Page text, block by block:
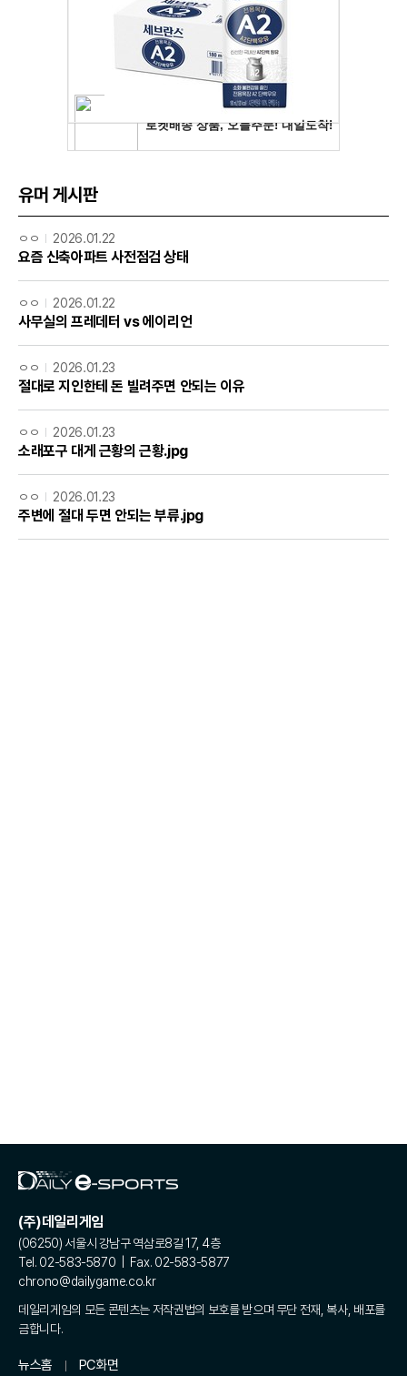
유머 게시판
ㅇㅇ 2026.01.22
요즘 신축아파트 사전점검 상태
ㅇㅇ 2026.01.22
사무실의 프레데터 vs 에이리언
ㅇㅇ 2026.01.23
절대로 지인한테 돈 빌려주면 안되는 이유
ㅇㅇ 2026.01.23
소래포구 대게 근황의 근황.jpg
ㅇㅇ 2026.01.23
주변에 절대 두면 안되는 부류.jpg
(주)데일리게임
(06250) 서울시 강남구 역삼로8길 17, 4층
Tel. 02-583-5870 | Fax. 02-583-5877
chrono@dailygame.co.kr
데일리게임의 모든 콘텐츠는 저작권법의 보호를 받으며 무단 전재, 복사, 배포를
금합니다.
뉴스홈 PC화면